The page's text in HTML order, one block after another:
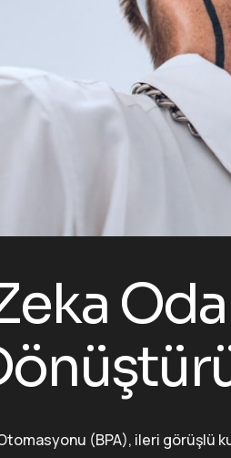
(BPA), ileri görüşlü